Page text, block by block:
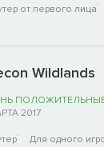
от первого лица
Wildlands
2017
Для одного